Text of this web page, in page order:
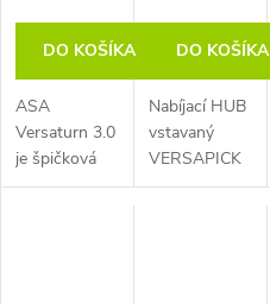
samostatne,
čierne sklo
DO KOŠÍKA
ASA
Versaturn 3.0
je špičková
motorizovaná
DO KOŠÍKA
Nabíjací HUB
vstavaný
VERSAPICK
s